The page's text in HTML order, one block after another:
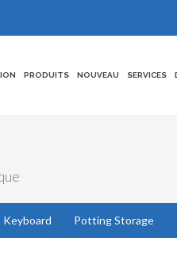
PRODUITS NOUVEAU SERVICES
Keyboard Potting Storage